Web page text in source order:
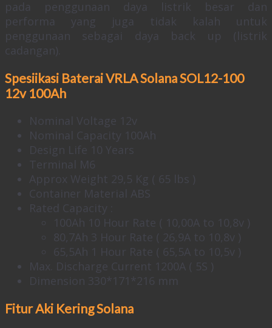
pada penggunaan daya listrik besar dan
performa yang juga tidak kalah untuk
penggunaan sebagai daya back up (listrik
cadangan).
Spesiikasi Baterai VRLA Solana SOL12-100
12v 100Ah
Nominal Voltage 12v
Nominal Capacity 100Ah
Design Life 10 Years
Terminal M6
Approx Weight 29,5 Kg ( 65 lbs )
Container Material ABS
Rated Capacity :
100Ah 10 Hour Rate ( 10,00A to 10,8v )
80,7Ah 3 Hour Rate ( 26,9A to 10,8v )
65,5Ah 1 Hour Rate ( 65,5A to 10,5v )
Max. Discharge Current 1200A ( 5S )
Dimension 330*171*216 mm
Fitur Aki Kering Solana